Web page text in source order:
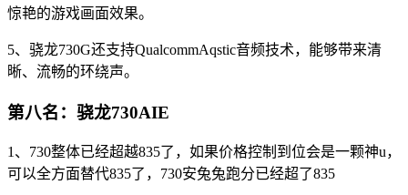
惊艳的游戏画面效果。
5、骁龙730G还支持QualcommAqstic音频技术，能够带来清
晰、流畅的环绕声。
第八名：骁龙730AIE
1、730整体已经超越835了，如果价格控制到位会是一颗神u，
可以全方面替代835了，730安兔兔跑分已经超了835